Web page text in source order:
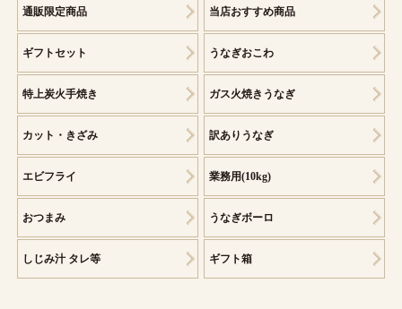
通販限定商品 当店おすすめ商品
ギフトセット うなぎおこわ
特上炭火手焼き ガス火焼きうなぎ
カット・きざみ 訳ありうなぎ
エビフライ 業務用(10kg)
おつまみ うなぎボーロ
しじみ汁 タレ等 ギフト箱